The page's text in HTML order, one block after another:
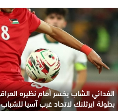
الفدائي الشاب يخسر أمام نظيره
بطولة ايرثلنك لاتحاد غرب آسيا للشباب